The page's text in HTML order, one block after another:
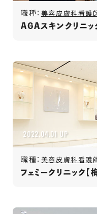
職種： 美容皮膚科看護
2022.04.01 UP
職種： 美容皮膚科看護